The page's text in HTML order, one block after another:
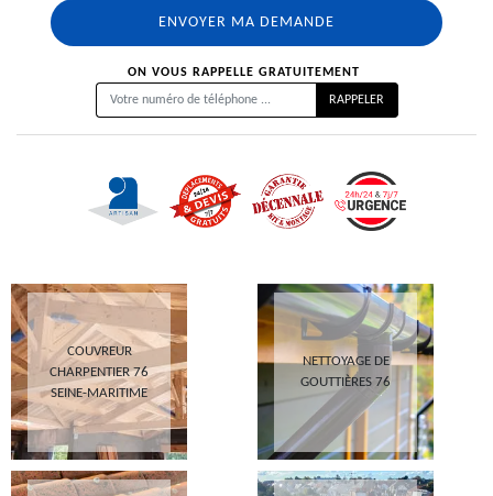
ON VOUS RAPPELLE GRATUITEMENT
COUVREUR
CHARPENTIER 76
SEINE-MARITIME
NETTOYAGE DE
GOUTTIÈRES 76